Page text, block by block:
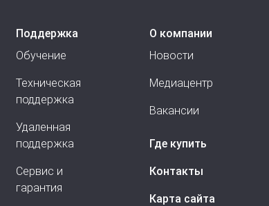
Поддержка
Обучение
Техническая
поддержка
Удаленная
поддержка
Сервис и
гарантия
О компании
Новости
Медиацентр
Вакансии
Где купить
Контакты
Карта сайта